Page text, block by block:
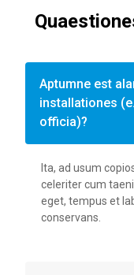
Aptumne est
installationes
officia)?
Ita, ad usum
celeriter cum
eget, tempus et
conservans.